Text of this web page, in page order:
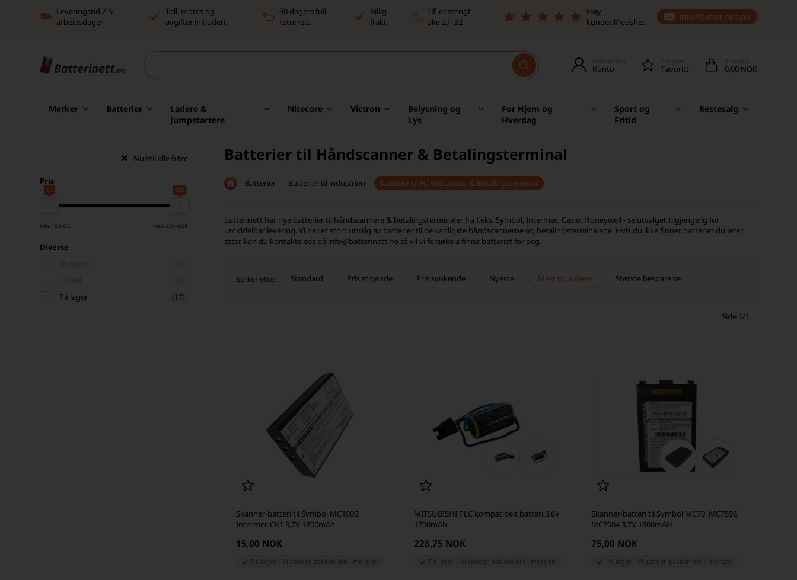
Leveringstid 2-5
arbeidsdager
Toll, moms og
avgifter inkludert
30 dagers full
returrett
Billig
frakt
Tlf. er stengt
uke 27–32
Høy
kundetilfredshet
info@batterinett.no
Velkommen
Konto
0 lagret
Favoritt
0 vare(r)
0,00 NOK
Merker Batterier
Ladere &
Jumpstartere
Nitecore Victron
Belysning og
Lys
For Hjem og
Hverdag
Sport og
Fritid
Restesalg
Nulstil alle filtre
Pris
15 230
Min: 15 NOK Max: 230 NOK
Diverse
På lager (17)
Batterier til Håndscanner & Betalingsterminal
Batterier Batterier til industrien Batterier til Håndscanner & Betalingsterminal
batterinett har nye batterier til håndscannere & betalingsterminaler fra f.eks. Symbol, Intermec, Casio, Honeywell - se utvalget tilgjengelig for
umiddelbar levering. Vi har et stort utvalg av batterier til de vanligste håndscannerne og betalingsterminalene. Hvis du ikke finner batteriet du leter
etter, kan du kontakte oss på info@batterinett.no så vil vi forsøke å finne batteriet for deg.
Sorter etter: Standard Pris stigende Pris synkende Nyeste Mest populære Største besparelse
Side 1/1
Skanner-batteri til Symbol MC1000,
Intermec CK1 3,7V 1800mAh
15,00 NOK
På lager -Vi sender pakken din i morgen
MITSUBISHI PLC kompatibelt batteri 3,6V
1700mAh
228,75 NOK
På lager Vi sender pakken din i morgen
Skanner-batteri til Symbol MC70, MC7596,
MC7004 3,7V 1800mAH
75,00 NOK
På lager -Vi sender pakken din i morgen